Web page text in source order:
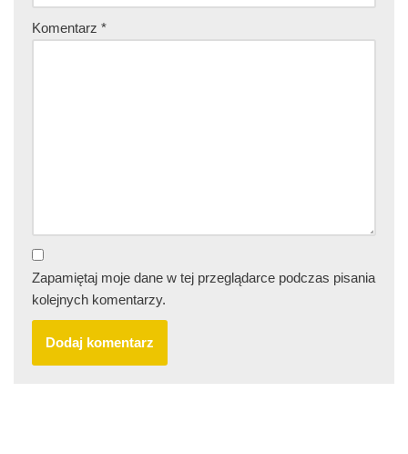
Komentarz *
Zapamiętaj moje dane w tej przeglądarce podczas pisania
kolejnych komentarzy.